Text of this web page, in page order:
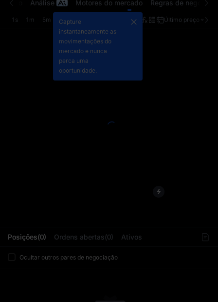
Posições(0) Ordens abertas(0) Ativos
Ocultar outros pares de negociação
Análise Motores do mercado Regras de
1s 1m 5m 15m 1h Último preço
Capture
instantaneamente as
movimentações do
mercado e nunca
perca uma
oportunidade.